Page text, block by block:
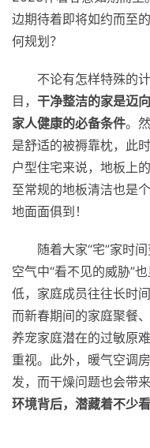
边期待着即将如约而至
何规划？
不论有怎样特殊的
目， 干净整洁的家是迈
家人健康的必备条件。
是舒适的被褥靠枕，此
户型住宅来说，地板上
至常规的地板清洁也是
地面面俱到！
随着大家“宅”家时
空气中“看不见的威胁”
低，家庭成员往往长时
而新春期间的家庭聚餐
养宠家庭潜在的过敏原
重视。此外，暖气空调
发，而干燥问题也会带
环境背后，潜藏着不少